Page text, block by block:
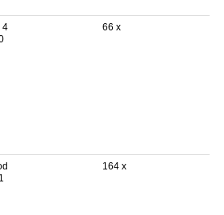
4
66 x
164 x